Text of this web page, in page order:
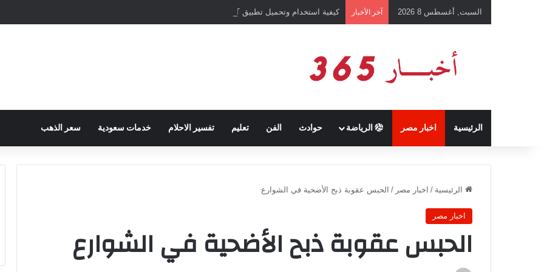
السبت, أغسطس 8 2026 آخر الأخبار كيفية استخدام وتحميل تطبيق chatGPT وإجراء المحادثات المباشرة والمراسلات الفورية
الرئيسية اخبار مصر الرياضة حوادث الفن تعليم تفسير الاحلام خدمات سعودية سعر الذهب
الرئيسية / اخبار مصر / الحبس عقوبة ذبح الأضحية في الشوارع
اخبار مصر
الحبس عقوبة ذبح الأضحية في الشوارع